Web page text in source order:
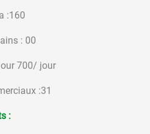
:160
: 00
700/ jour
:31
: